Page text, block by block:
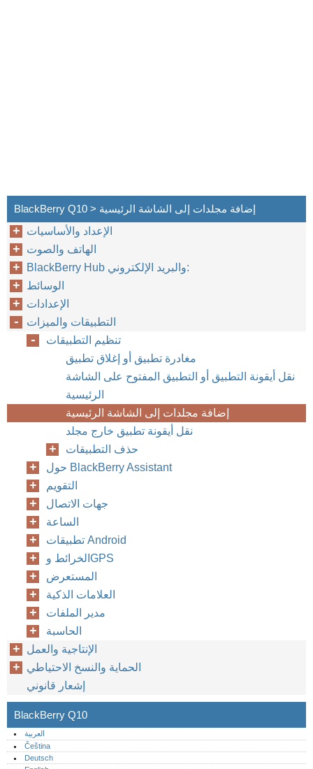
BlackBerry Q10 > إضافة مجلدات إلى الشاشة الرئيسية
الإعداد والأساسيات
الهاتف والصوت
BlackBerry Hub والبريد الإلكتروني:
الوسائط
الإعدادات
التطبيقات والميزات
تنظيم التطبيقات
مغادرة تطبيق أو إغلاق تطبيق
نقل أيقونة التطبيق أو التطبيق المفتوح على الشاشة
الرئيسية
إضافة مجلدات إلى الشاشة الرئيسية
نقل أيقونة تطبيق خارج مجلد
حذف التطبيقات
حول BlackBerry Assistant
التقويم
جهات الاتصال
الساعة
تطبيقات Android
الخرائط وGPS
المستعرض
العلامات الذكية
مدير الملفات
الحاسبة
الإنتاجية والعمل
الحماية والنسخ الاحتياطي
إشعار قانوني
BlackBerry Q10
العربية
Čeština
Deutsch